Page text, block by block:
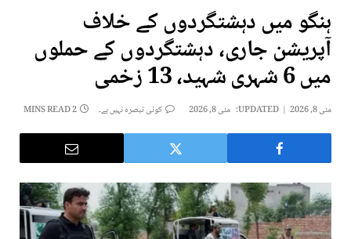
ہنگو میں دہشتگردوں کے خلاف
آپریشن جاری، دہشتگردوں کے حملوں
میں 6 شہری شہید، 13 زخمی
مئی 8, 2026 UPDATED: مئی 8, 2026 کوئی تبصرہ نہیں ہے۔ 2 MINS READ